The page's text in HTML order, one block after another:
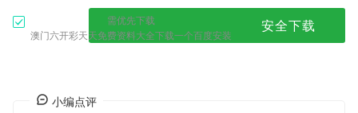
需优先下载
澳门六开彩天天免费资料大全下载一个百度安装
安全下载
小编点评